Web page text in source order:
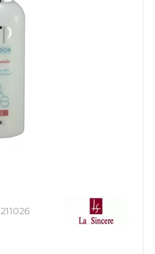
211026